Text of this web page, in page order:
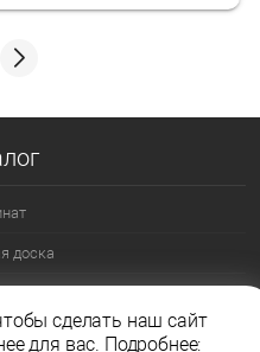
доска
класс
сделать наш сайт
для вас. Подробнее: